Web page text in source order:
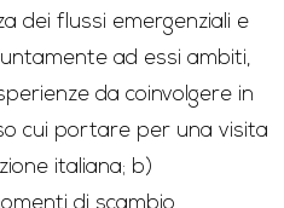
dei flussi emergenziali e
ad essi ambiti,
da coinvolgere in
cui portare per una visita
italiana; b)
di scambio